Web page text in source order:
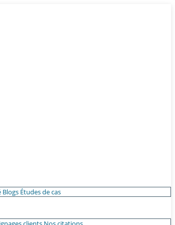
Blogs Études de cas